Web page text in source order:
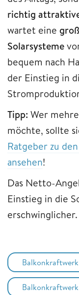
richtig
wartet eine
Solarsysteme
bequem nach
der Einstieg in
Tipp: Wer
möchte, sollte
Ratgeber zu
ansehen!
Das Netto-
Einstieg in die
erschwinglicher.
Balkonkraftwerk